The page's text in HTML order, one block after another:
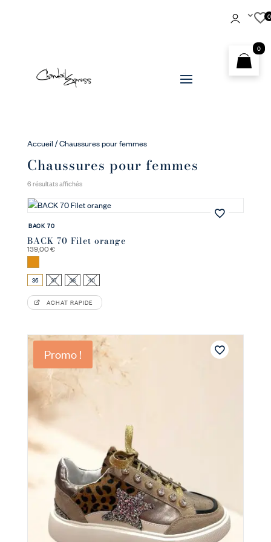
Accueil / Chaussures pour femmes
Chaussures pour femmes
6 résultats affichésTrié
plus
BACK 70
BACK 70 Filet orange
139,00€
Orange
36 37 38 40
ACHAT RAPIDE
Promo !
0